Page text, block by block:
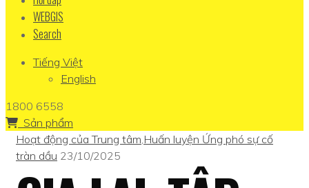
WEBGIS
Search
Tiếng Việt
English
1800 6558
Sản phẩm
Hoạt động của Trung tâm,Huấn luyện Ứng phó sự cố
tràn dầu 23/10/2025